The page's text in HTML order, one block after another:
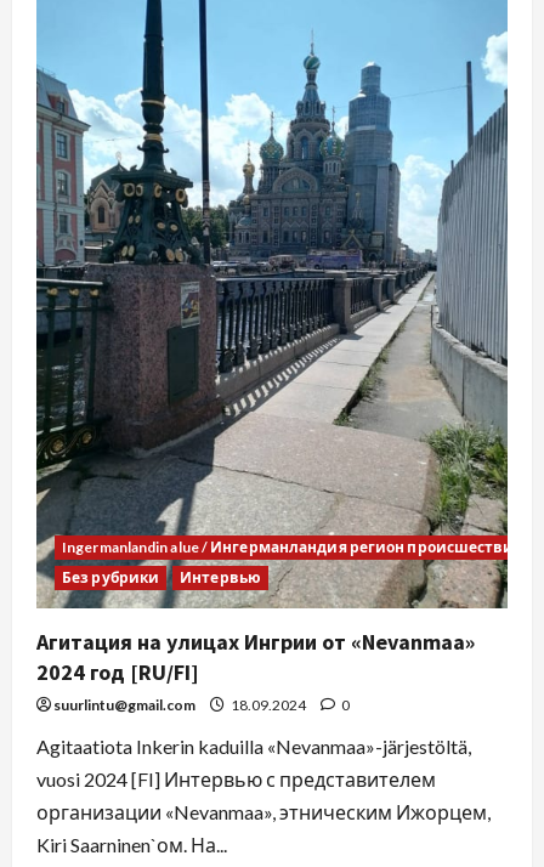
Ingermanlandin alue / Ингерманландия регион происшествия
Без рубрики
Интервью
Агитация на улицах Ингрии от «Nevanmaa»
2024 год [RU/FI]
suurlintu@gmail.com 18.09.2024 0
Agitaatiota Inkerin kaduilla «Nevanmaa»-järjestöltä,
vuosi 2024 [FI] Интервью с представителем
организации «Nevanmaa», этническим Ижорцем,
Kiri Saarninen`ом. На...